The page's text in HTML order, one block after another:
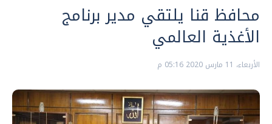
محافظ قنا يلتقي مدير برنامج
الأغذية العالمي
الأربعاء، 11 مارس 2020 05:16 م